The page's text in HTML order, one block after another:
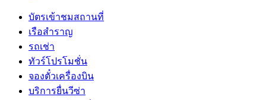
บัตรเข้าชมสถานที่
เรือสำราญ
รถเช่า
ทัวร์โปรโมชั่น
จองตั๋วเครื่องบิน
บริการยื่นวีซ่า